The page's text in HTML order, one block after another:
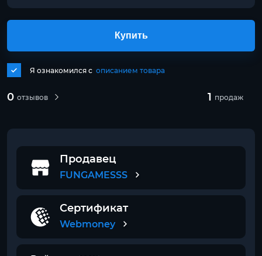
0 отзывов 1 продаж
Я ознакомился с описанием товара
Купить
Продавец
FUNGAMESSS
Сертификат
Webmoney